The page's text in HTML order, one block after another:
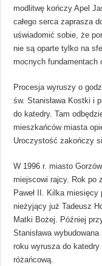
modlitwę kończy Apel
całego serca zaprasza
uświadomić sobie, że
nie są oparte tylko na
mocnych fundamentach
Procesja wyruszy o
św. Stanisława Kostki i
do katedry. Tam
mieszkańców miasta
Uroczystość zakończy
W 1996 r. miasto
miejscowi rajcy. Rok po
Paweł II. Kilka
nieżyjący już Tadeusz
Matki Bożej. Później
Stanisława
roku wyrusza do
różańcową.